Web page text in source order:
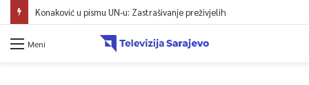
Konaković u pismu UN-u: Zastrašivanje preživjelih
Meni